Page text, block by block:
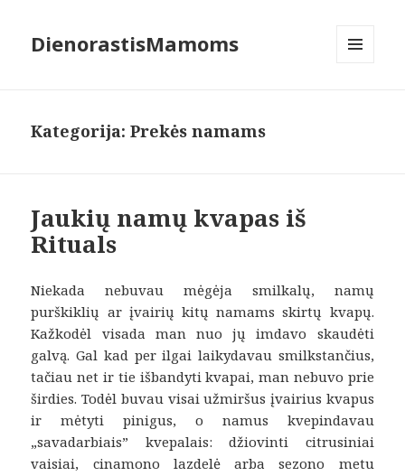
DienorastisMamoms
Kategorija:Prekės namams
Jaukių namų kvapas iš
Rituals
Niekada nebuvau mėgėja smilkalų, namų
purškiklių ar įvairių kitų namams skirtų kvapų.
Kažkodėl visada man nuo jų imdavo skaudėti
galvą. Gal kad per ilgai laikydavau smilkstančius,
tačiau net ir tie išbandyti kvapai, man nebuvo prie
širdies. Todėl buvau visai užmiršus įvairius kvapus
ir mėtyti pinigus, o namus kvepindavau
„savadarbiais” kvepalais: džiovinti citrusiniai
vaisiai, cinamono lazdelė arba sezono metu